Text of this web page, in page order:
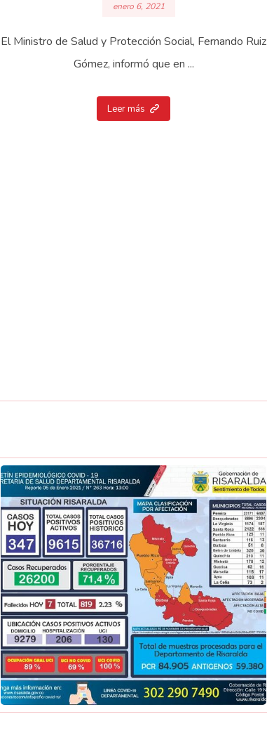
enero 6, 2021
El Ministro de Salud y Protección Social, Fernando Ruiz
Gómez, informó que en ...
Leer más